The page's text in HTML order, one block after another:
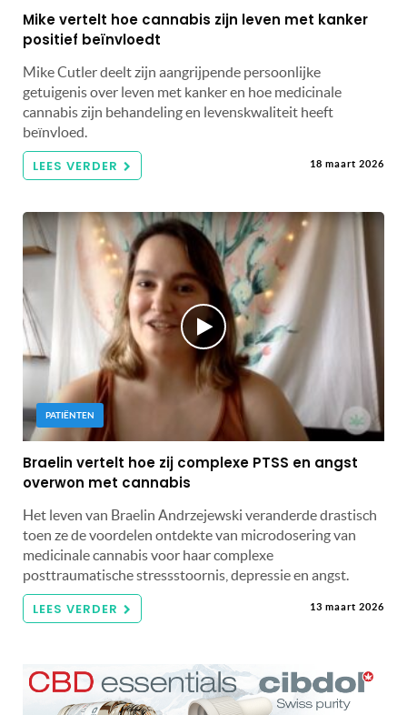
Mike vertelt hoe cannabis zijn leven met kanker
positief beïnvloedt
Mike Cutler deelt zijn aangrijpende persoonlijke
getuigenis over leven met kanker en hoe medicinale
cannabis zijn behandeling en levenskwaliteit heeft
beïnvloed.
LEES VERDER 18 maart 2026
PATIËNTEN
Braelin vertelt hoe zij complexe PTSS en angst
overwon met cannabis
Het leven van Braelin Andrzejewski veranderde drastisch
toen ze de voordelen ontdekte van microdosering van
medicinale cannabis voor haar complexe
posttraumatische stressstoornis, depressie en angst.
LEES VERDER 13 maart 2026